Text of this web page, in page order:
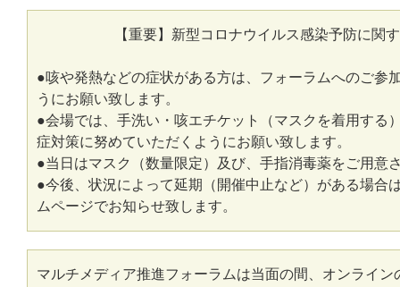
【重要】新型コロナウイルス感染予防に関
●咳や発熱などの症状がある方は、フォーラムへのご参
うにお願い致します。
●会場では、手洗い・咳エチケット（マスクを着用する
症対策に努めていただくようにお願い致します。
●当日はマスク（数量限定）及び、手指消毒薬をご用意
●今後、状況によって延期（開催中止など）がある場合
ムページでお知らせ致します。
マルチメディア推進フォーラムは当面の間、オンライン